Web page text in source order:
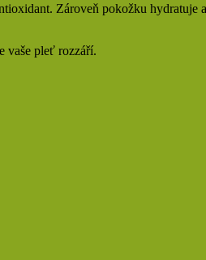
Zároveň pokožku hydratuje
vaše pleť rozzáří.